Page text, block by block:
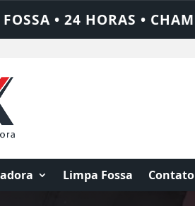
AJAX SOLUÇÕES
Limpa Fossa Contato